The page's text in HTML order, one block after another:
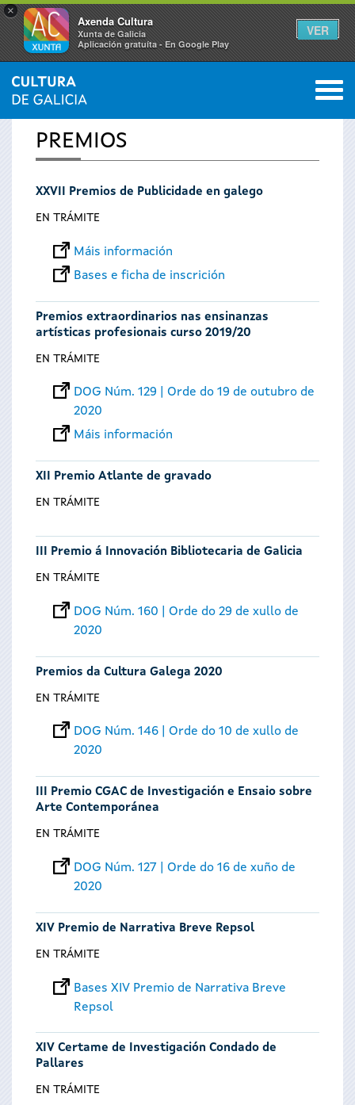
×
Axenda Cultura
Xunta de Galicia
Aplicación gratuíta - En Google Play
VER
Vostede
está
aquí
INICIO 0
PREMIOS
XXVII Premios de Publicidade en galego
EN TRÁMITE
Máis información
Bases e ficha de inscrición
Premios extraordinarios nas ensinanzas
artísticas profesionais curso 2019/20
EN TRÁMITE
DOG Núm. 129 | Orde do 19 de outubro de
2020
Máis información
XII Premio Atlante de gravado
EN TRÁMITE
III Premio á Innovación Bibliotecaria de Galicia
EN TRÁMITE
DOG Núm. 160 | Orde do 29 de xullo de
2020
Premios da Cultura Galega 2020
EN TRÁMITE
DOG Núm. 146 | Orde do 10 de xullo de
2020
III Premio CGAC de Investigación e Ensaio sobre
Arte Contemporánea
EN TRÁMITE
DOG Núm. 127 | Orde do 16 de xuño de
2020
XIV Premio de Narrativa Breve Repsol
EN TRÁMITE
Bases XIV Premio de Narrativa Breve
Repsol
XIV Certame de Investigación Condado de
Pallares
EN TRÁMITE